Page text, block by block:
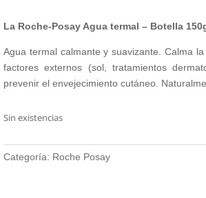
La Roche-Posay Agua termal – Botella
Agua termal calmante y suavizante. Calma
factores externos (sol, tratamientos
prevenir el envejecimiento cutáneo.
Sin existencias
Categoría: Roche Posay